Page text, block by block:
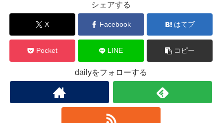
シェアする
X Facebook はてブ
Pocket LINE コピー
dailyをフォローする